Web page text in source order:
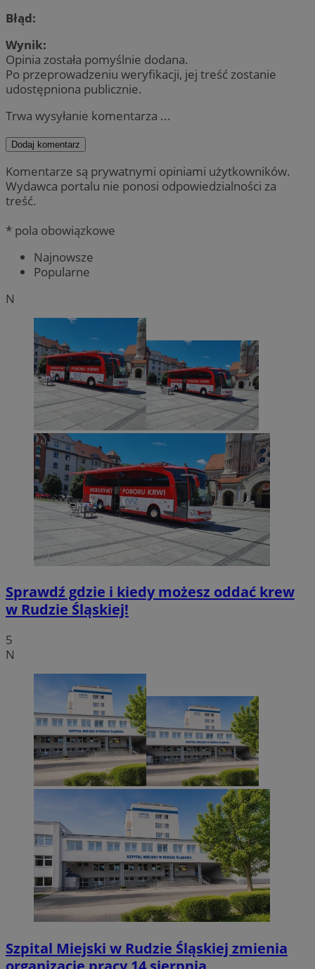
Błąd:
Wynik:
Opinia została pomyślnie dodana.
Po przeprowadzeniu weryfikacji, jej treść zostanie
udostępniona publicznie.
Trwa wysyłanie komentarza ...
Dodaj komentarz
Komentarze są prywatnymi opiniami użytkowników.
Wydawca portalu nie ponosi odpowiedzialności za
treść.
* pola obowiązkowe
Najnowsze
Popularne
N
Sprawdź gdzie i kiedy możesz oddać krew
w Rudzie Śląskiej!
5
N
Szpital Miejski w Rudzie Śląskiej zmienia